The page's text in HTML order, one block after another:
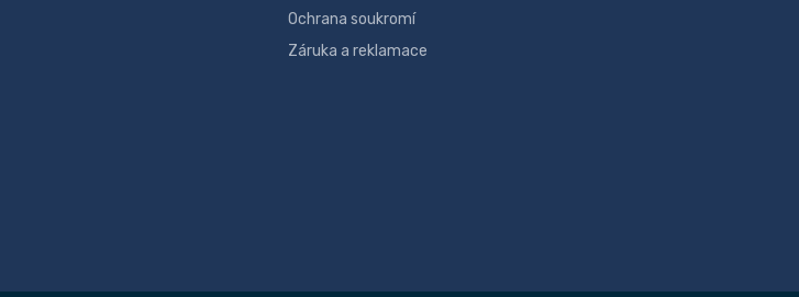
Ochrana soukromí
Záruka a reklamace